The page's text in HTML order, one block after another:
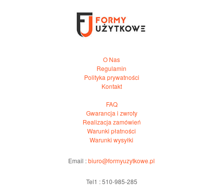
O Nas
Regulamin
Polityka prywatności
Kontakt
FAQ
Gwarancja i zwroty
Realizacja zamówień
Warunki płatności
Warunki wysyłki
Email :biuro@formyuzytkowe.pl
Tel1 : 510-985-285